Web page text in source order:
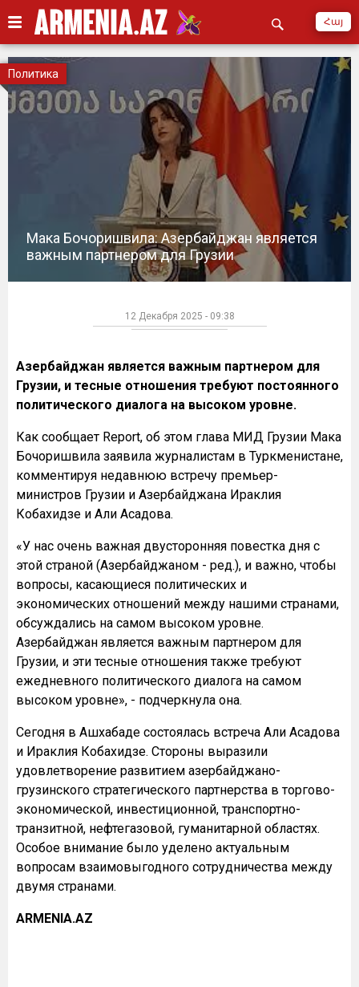
Հայ
Мака Бочоришвила: Азербайджан является
важным партнером для Грузии
Политика
12 Декабря 2025 - 09:38
Азербайджан является важным партнером для
Грузии, и тесные отношения требуют постоянного
политического диалога на высоком уровне.
Как сообщает Report, об этом глава МИД Грузии Мака
Бочоришвила заявила журналистам в Туркменистане,
комментируя недавнюю встречу премьер-
министров Грузии и Азербайджана Ираклия
Кобахидзе и Али Асадова.
«У нас очень важная двусторонняя повестка дня с
этой страной (Азербайджаном - ред.), и важно, чтобы
вопросы, касающиеся политических и
экономических отношений между нашими странами,
обсуждались на самом высоком уровне.
Азербайджан является важным партнером для
Грузии, и эти тесные отношения также требуют
ежедневного политического диалога на самом
высоком уровне», - подчеркнула она.
Сегодня в Ашхабаде состоялась встреча Али Асадова
и Ираклия Кобахидзе. Стороны выразили
удовлетворение развитием азербайджано-
грузинского стратегического партнерства в торгово-
экономической, инвестиционной, транспортно-
транзитной, нефтегазовой, гуманитарной областях.
Особое внимание было уделено актуальным
вопросам взаимовыгодного сотрудничества между
двумя странами.
ARMENIA.AZ